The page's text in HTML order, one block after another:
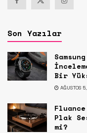
Son Yazılar
Bir
AĞUSTOS
Plak
mi?